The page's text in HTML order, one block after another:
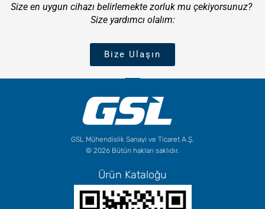
Size en uygun cihazı belirlemekte zorluk mu çekiyorsunuz?
Size yardımcı olalım:
Bize Ulaşın
GSL Mühendislik Sanayi ve Ticaret A.Ş.
© 2026 Bütün hakları saklıdır.
Ürün Kataloğu